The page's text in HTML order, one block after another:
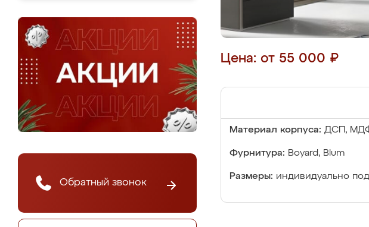
Обратный звонок
Цена: от 55 000 ₽
Материал корпуса: ДСП,
Фурнитура: Boyard, Blum
Размеры: индивидуально